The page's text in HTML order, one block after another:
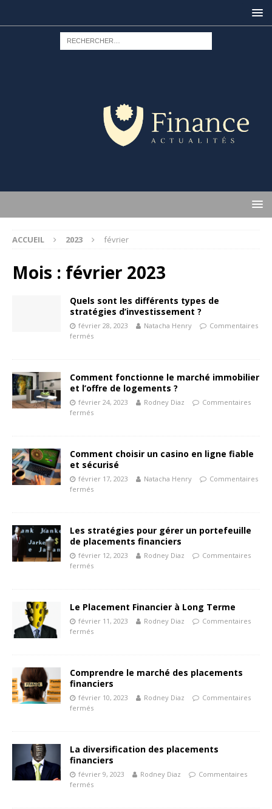
ACCUEIL 2023 février
Mois : février 2023
Quels sont les différents types de
stratégies d’investissement ?
février 28, 2023 Natacha Henry
Commentaires
fermés
Comment fonctionne le marché immobilier
et l’offre de logements ?
février 24, 2023 Rodney Diaz
Commentaires
fermés
Comment choisir un casino en ligne fiable
et sécurisé
février 17, 2023 Natacha Henry
Commentaires
fermés
Les stratégies pour gérer un portefeuille
de placements financiers
février 12, 2023 Rodney Diaz
Commentaires
fermés
Le Placement Financier à Long Terme
février 11, 2023 Rodney Diaz
Commentaires
fermés
Comprendre le marché des placements
financiers
février 10, 2023 Rodney Diaz
Commentaires
fermés
La diversification des placements
financiers
février 9, 2023 Rodney Diaz
Commentaires
fermés